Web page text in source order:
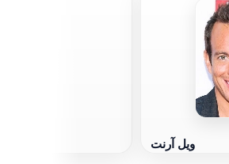
ویل آرنت